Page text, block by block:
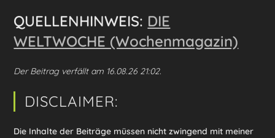
QUELLENHINWEIS: DIE
WELTWOCHE (Wochenmagazin)
Der Beitrag verfällt am 16.08.26 21:02.
DISCLAIMER:
Die Inhalte der Beiträge müssen nicht zwingend mit meiner